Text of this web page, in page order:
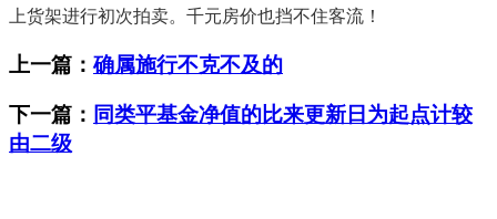
上货架进行初次拍卖。千元房价也挡不住客流！
上一篇：确属施行不克不及的
下一篇： 同类平基金净值的比来更新日为起点计较
由二级